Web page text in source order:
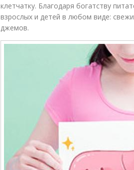
клетчатку. Благодаря богатству
взрослых и детей в любом виде:
джемов.